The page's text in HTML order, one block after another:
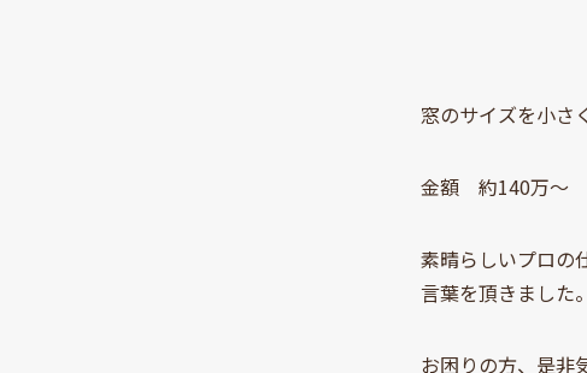
窓のサイズを小さ
金額 約140万～
素晴らしいプロの
言葉を頂きました。
お困りの方、是非